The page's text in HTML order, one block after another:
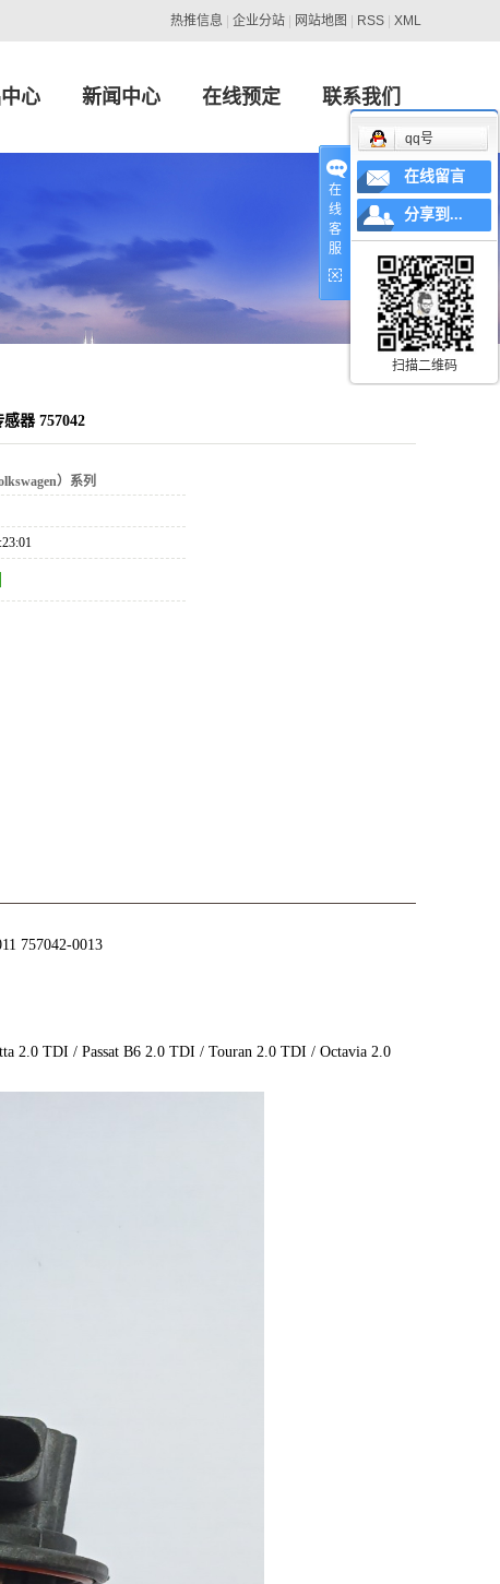
热推信息 企业分站 网站地图 RSS XML
心
Benz）系列
FIAT）系列
日产（NISSAN）系列
特（Ford）系列
器执行器
新闻中心 在线预定 联系我们
器 757042
）系列
757042-0013
2.0 TDI / Passat B6 2.0 TDI / Touran 2.0 TDI / Octavia 2.0
在
线
客
服
qq号
在线留言
分享到...
扫描二维码